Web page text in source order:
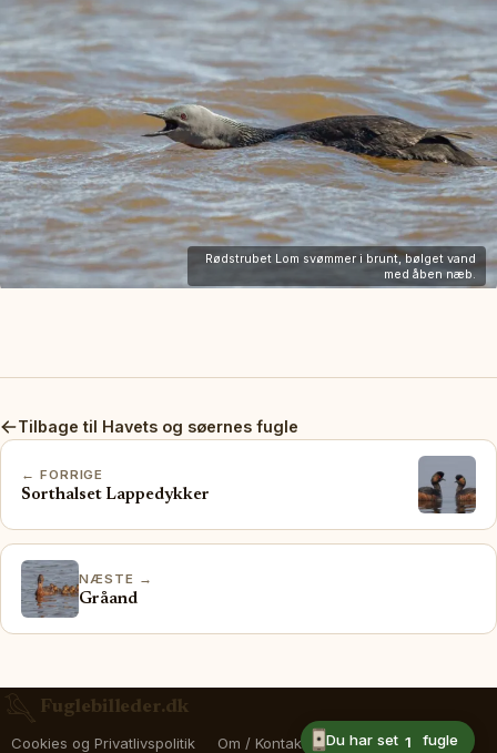
Rødstrubet Lom svømmer i brunt, bølget vand
med åben næb.
Tilbage til Havets og søernes fugle
← FORRIGE
Sorthalset Lappedykker
NÆSTE →
Gråand
Fuglebilleder.dk
Cookies og Privatlivspolitik Om / Kontakt Du har set 1 fugle